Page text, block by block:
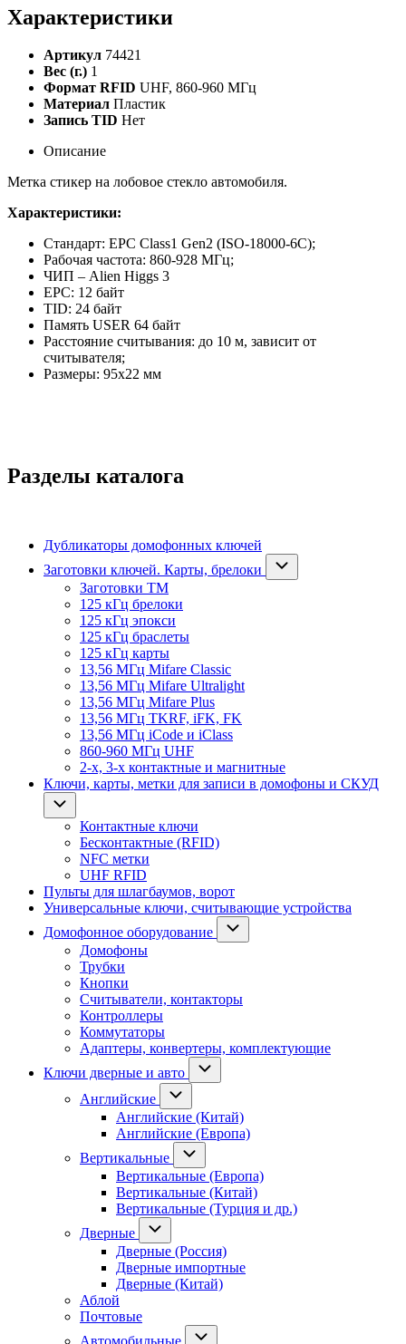
Характеристики
Артикул 74421
Вес (г.) 1
Формат RFID UHF, 860-960 МГц
Материал Пластик
Запись TID Нет
Описание
Метка cтикер на лобовое стекло автомобиля.
Характеристики:
Стандарт: EPC Class1 Gen2 (ISO-18000-6C);
Рабочая частота: 860-928 МГц;
ЧИП – Alien Higgs 3
EPC: 12 байт
TID: 24 байт
Память USER 64 байт
Расстояние считывания: до 10 м, зависит от
считывателя;
Размеры: 95x22 мм
Разделы каталога
Дубликаторы домофонных ключей
Заготовки ключей. Карты, брелоки
Заготовки ТМ
125 кГц брелоки
125 кГц эпокси
125 кГц браслеты
125 кГц карты
13,56 МГц Mifare Classic
13,56 МГц Mifare Ultralight
13,56 МГц Mifare Plus
13,56 МГц TKRF, iFK, FK
13,56 МГц iCode и iClass
860-960 МГц UHF
2-х, 3-х контактные и магнитные
Ключи, карты, метки для записи в домофоны и СКУД
Контактные ключи
Бесконтактные (RFID)
NFC метки
UHF RFID
Пульты для шлагбаумов, ворот
Универсальные ключи, считывающие устройства
Домофонное оборудование
Домофоны
Трубки
Кнопки
Считыватели, контакторы
Контроллеры
Коммутаторы
Адаптеры, конвертеры, комплектующие
Ключи дверные и авто
Английские
Английские (Китай)
Английские (Европа)
Вертикальные
Вертикальные (Европа)
Вертикальные (Китай)
Вертикальные (Турция и др.)
Дверные
Дверные (Россия)
Дверные импортные
Дверные (Китай)
Аблой
Почтовые